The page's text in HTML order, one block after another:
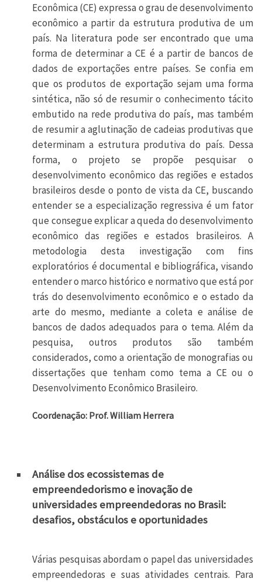
Econômica (CE) expressa o grau de desenvolvimento
econômico a partir da estrutura produtiva de um
país. Na literatura pode ser encontrado que uma
forma de determinar a CE é a partir de bancos de
dados de exportações entre países. Se confia em
que os produtos de exportação sejam uma forma
sintética, não só de resumir o conhecimento tácito
embutido na rede produtiva do país, mas também
de resumir a aglutinação de cadeias produtivas que
determinam a estrutura produtiva do país. Dessa
forma, o projeto se propõe pesquisar o
desenvolvimento econômico das regiões e estados
brasileiros desde o ponto de vista da CE, buscando
entender se a especialização regressiva é um fator
que consegue explicar a queda do desenvolvimento
econômico das regiões e estados brasileiros. A
metodologia desta investigação com fins
exploratórios é documental e bibliográfica, visando
entender o marco histórico e normativo que está por
trás do desenvolvimento econômico e o estado da
arte do mesmo, mediante a coleta e análise de
bancos de dados adequados para o tema. Além da
pesquisa, outros produtos são também
considerados, como a orientação de monografias ou
dissertações que tenham como tema a CE ou o
Desenvolvimento Econômico Brasileiro.
Coordenação: Prof. William Herrera
Análise dos ecossistemas de
empreendedorismo e inovação de
universidades empreendedoras no Brasil:
desafios, obstáculos e oportunidades
Várias pesquisas abordam o papel das universidades
empreendedoras e suas atividades centrais. Para